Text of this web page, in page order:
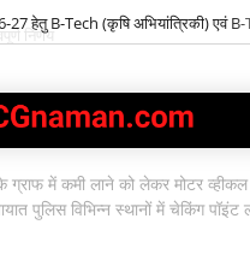
हेतु B-Tech (कृषि अभियांत्रिकी) एवं B-
में कमी लाने को लेकर मोटर
पुलिस विभिन्न स्थानों में चेकिंग पॉइंट